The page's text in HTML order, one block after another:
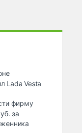
Lada Vesta
фирму
за